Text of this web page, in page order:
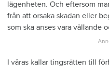
lägenheten. Och eftersom
från att orsaka skadan eller
som ska anses vara vållande
I våras kallar tingsrätten till